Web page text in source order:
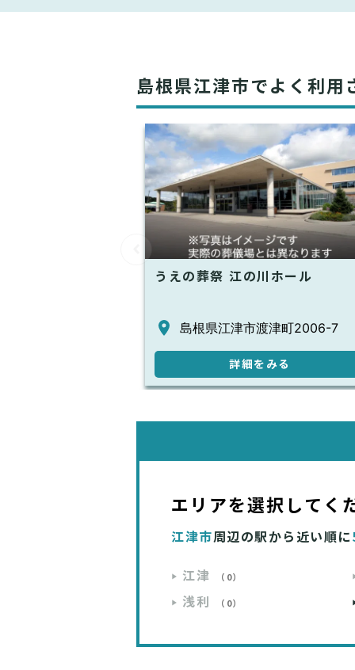
島根県江津市でよく利用
うえの葬祭 江の川ホール
島根県江津市渡津町2006-7
詳細をみる
エリアを選択してく
江津市周辺の駅から近い順に
江津 （0）
浅利 （0）